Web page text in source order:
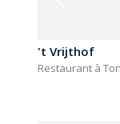
't Vrijthof
Restaurant à